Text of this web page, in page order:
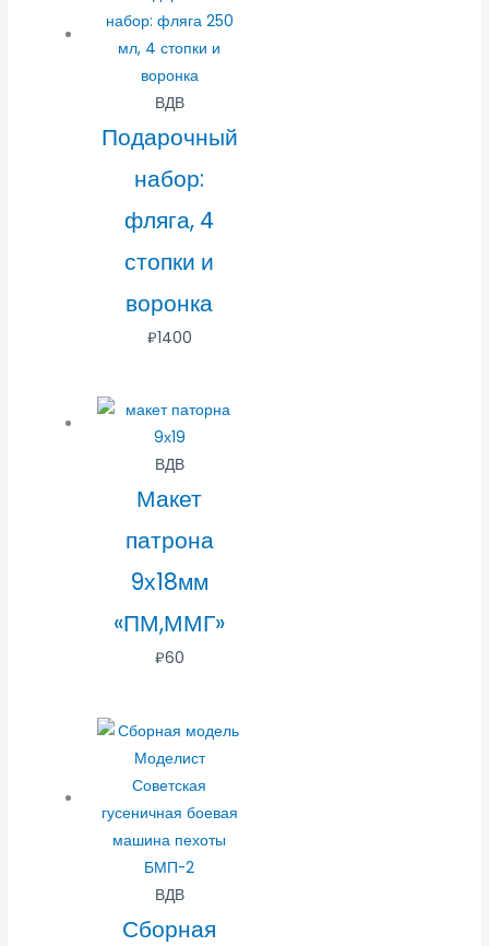
ВДВ
Подарочный
набор:
фляга, 4
стопки и
воронка
₽1400
ВДВ
Макет
патрона
9х18мм
«ПМ,ММГ»
₽60
ВДВ
Сборная